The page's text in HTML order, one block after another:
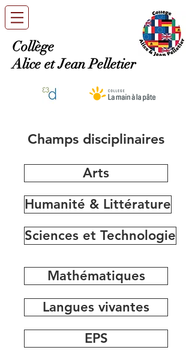
Collège
Alice et Jean Pelletier
Champs disciplinaires
Arts
Humanité & Littérature
Sciences et Technologie
Mathématiques
Langues vivantes
EPS